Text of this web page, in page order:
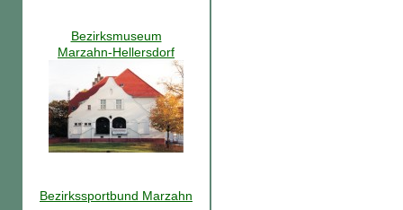
Bezirksmuseum
Marzahn-Hellersdorf
Bezirkssportbund Marzahn